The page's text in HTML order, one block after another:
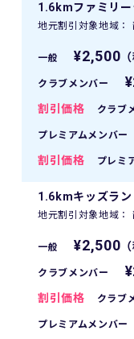
1.6kmファミリー
地元割引対象地域：
一般 ¥2,500
クラブメンバー
割引価格
クラブ
プレミアムメンバー
割引価格
プレミ
1.6kmキッズラン
地元割引対象地域：
一般 ¥2,500
クラブメンバー
割引価格
クラブ
プレミアムメンバー